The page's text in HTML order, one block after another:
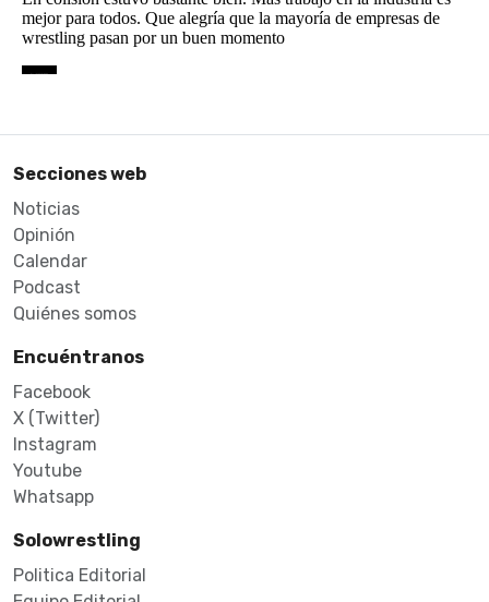
Secciones web
Noticias
Opinión
Calendar
Podcast
Quiénes somos
Encuéntranos
Facebook
X (Twitter)
Instagram
Youtube
Whatsapp
Solowrestling
Politica Editorial